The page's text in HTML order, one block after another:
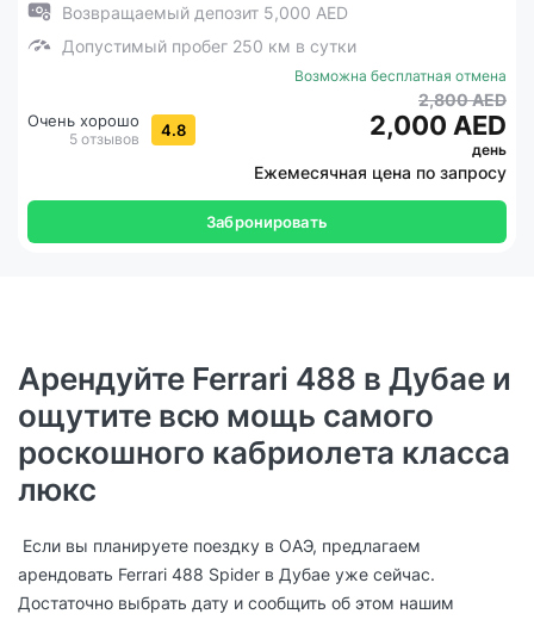
Возвращаемый депозит 5,000 AED
Допустимый пробег 250 км в сутки
Очень хорошо
5 отзывов 4.8
Возможна бесплатная отмена
2,800 AED
2,000 AED
день
Ежемесячная цена по запросу
Забронировать
Арендуйте Ferrari 488 в Дубае и
ощутите всю мощь самого
роскошного кабриолета класса
люкс
Если вы планируете поездку в ОАЭ, предлагаем
арендовать Ferrari 488 Spider в Дубае уже сейчас.
Достаточно выбрать дату и сообщить об этом нашим